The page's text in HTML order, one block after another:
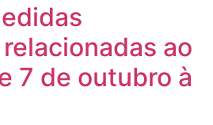
ao
7 de outubro à